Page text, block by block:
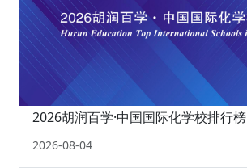
2026胡润百学·中国国际化学校排行榜
2026-08-04